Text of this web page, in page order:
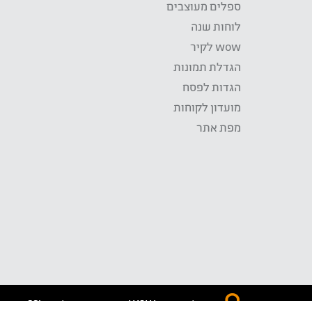
ספלים מעוצבים
לוחות שנה
wow לקיר
הגדלת תמונות
הגדות לפסח
מועדון לקוחות
מפת אתר
התשלום באתר WOW מאובטח בטכנולוגית SSL